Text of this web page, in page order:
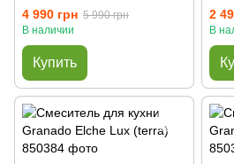
питьевой воды (black shine)
4 990 грн 5 990 грн
В наличии
Купить
2
В